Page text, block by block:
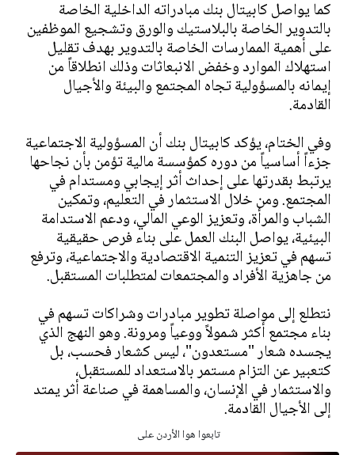
كما يواصل كابيتال بنك مبادراته الداخلية الخاصة
بالتدوير الخاصة بالبلاستيك والورق وتشجيع الموظفين
على أهمية الممارسات الخاصة بالتدوير بهدف تقليل
استهلاك الموارد وخفض الانبعاثات وذلك انطلاقاً من
إيمانه بالمسؤولية تجاه المجتمع والبيئة والأجيال
القادمة.
وفي الختام، يؤكد كابيتال بنك أن المسؤولية الاجتماعية
جزءاً أساسياً من دوره كمؤسسة مالية تؤمن بأن نجاحها
يرتبط بقدرتها على إحداث أثر إيجابي ومستدام في
المجتمع. ومن خلال الاستثمار في التعليم، وتمكين
الشباب والمرأة، وتعزيز الوعي المالي، ودعم الاستدامة
البيئية، يواصل البنك العمل على بناء فرص حقيقية
تسهم في تعزيز التنمية الاقتصادية والاجتماعية، وترفع
من جاهزية الأفراد والمجتمعات لمتطلبات المستقبل.
نتطلع إلى مواصلة تطوير مبادرات وشراكات تسهم في
بناء مجتمع أكثر شمولاً ووعياً ومرونة. وهو النهج الذي
يجسده شعار "مستعدون"، ليس كشعار فحسب، بل
كتعبير عن التزام مستمر بالاستعداد للمستقبل،
والاستثمار في الإنسان، والمساهمة في صناعة أثر يمتد
إلى الأجيال القادمة.
تابعوا هوا الأردن على